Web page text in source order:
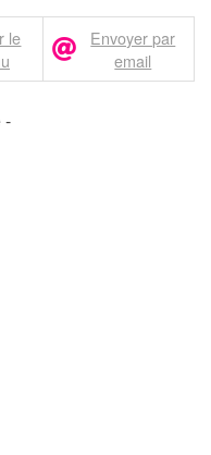
le
Envoyer par
email
-